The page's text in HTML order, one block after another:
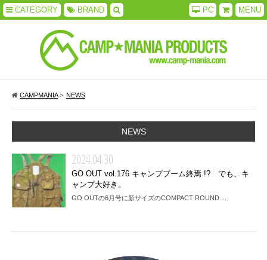
CATEGORY BRAND MENU
PC
CAMPMANIA> NEWS
NEWS
2024.04.30
GO OUT vol.176 キャンプブーム終焉 !? でも、キ
ャンプ大好き。
GO OUTの6月号に新サイズのCOMPACT ROUND ...